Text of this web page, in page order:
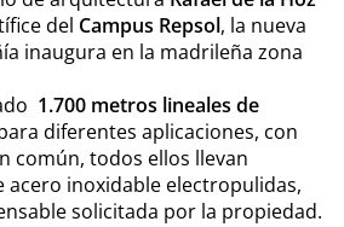
del Campus Repsol, la nueva
inaugura en la madrileña zona
1.700 metros lineales de
diferentes aplicaciones, con
común, todos ellos llevan
acero inoxidable electropulidas,
solicitada por la propiedad.